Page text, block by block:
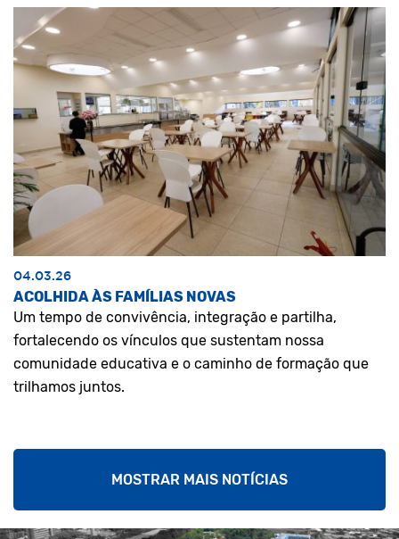
04.03.26
ACOLHIDA ÀS FAMÍLIAS NOVAS
Um tempo de convivência, integração e partilha,
fortalecendo os vínculos que sustentam nossa
comunidade educativa e o caminho de formação que
trilhamos juntos.
MOSTRAR MAIS NOTÍCIAS